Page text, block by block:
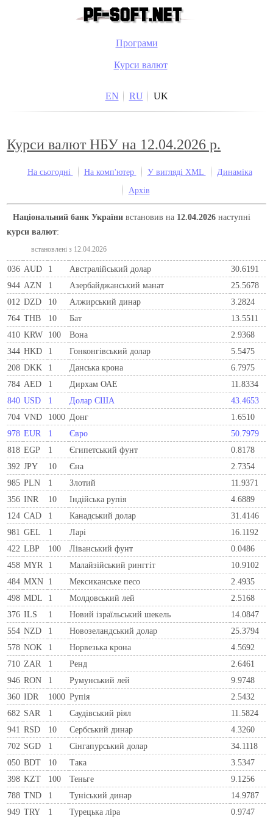
Програми
Курси валют
EN RU UK
Курси валют НБУ на 12.04.2026 р.
На сьогодні На комп'ютер У вигляді XML
Динаміка
Архів
Національний банк України встановив на 12.04.2026 наступні
курси валют:
встановлені з 12.04.2026
036 AUD 1 Австралійський долар
30.6191
944 AZN 1 Азербайджанський манат
25.5678
012 DZD 10 Алжирський динар
3.2824
764 THB 10 Бат
13.5511
410 KRW 100 Вона
2.9368
344 HKD 1 Гонконгівський долар
5.5475
208 DKK 1 Данська крона
6.7975
784 AED 1 Дирхам ОАЕ
11.8334
840 USD 1 Долар США
43.4653
704 VND 1000 Донг
1.6510
978 EUR 1 Євро
50.7979
818 EGP 1 Єгипетський фунт
0.8178
392 JPY 10 Єна
2.7354
985 PLN 1 Злотий
11.9371
356 INR 10 Індійська рупія
4.6889
124 CAD 1 Канадський долар
31.4146
981 GEL 1 Ларi
16.1192
422 LBP 100 Ліванський фунт
0.0486
458 MYR 1 Малайзійський ринггіт
10.9102
484 MXN 1 Мексиканське песо
2.4935
498 MDL 1 Молдовський лей
2.5168
376 ILS 1 Новий ізраїльський шекель
14.0847
554 NZD 1 Новозеландський долар
25.3794
578 NOK 1 Норвезька крона
4.5692
710 ZAR 1 Ренд
2.6461
946 RON 1 Румунський лей
9.9748
360 IDR 1000 Рупія
2.5432
682 SAR 1 Саудівський ріял
11.5824
941 RSD 10 Сербський динар
4.3260
702 SGD 1 Сінгапурський долар
34.1118
050 BDT 10 Така
3.5347
398 KZT 100 Теньге
9.1256
788 TND 1 Туніський динар
14.9787
949 TRY 1 Турецька ліра 0.9747